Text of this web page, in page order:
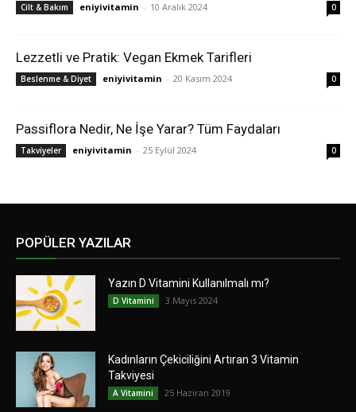
Cilt & Bakım eniyivitamin - 10 Aralık 2024 0
Lezzetli ve Pratik: Vegan Ekmek Tarifleri
Beslenme & Diyet eniyivitamin - 20 Kasım 2024 0
Passiflora Nedir, Ne İşe Yarar? Tüm Faydaları
Takviyeler eniyivitamin - 25 Eylül 2024 0
POPÜLER YAZILAR
Yazın D Vitamini Kullanılmalı mı?
D Vitamini 3 Mayıs 2024
Kadınların Çekiciliğini Artıran 3 Vitamin
Takviyesi
A Vitamini 25 Haziran 2019